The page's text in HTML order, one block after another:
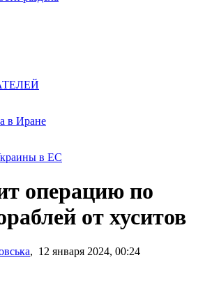
в Иране
в ЕС
операцию по
от хуситов
, 12 января 2024, 00:24